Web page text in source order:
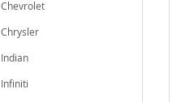
Chevrolet
Chrysler
Indian
Infiniti